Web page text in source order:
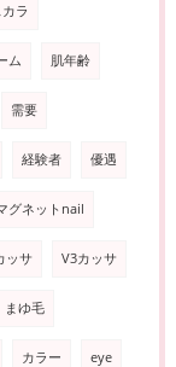
ラ
ム 肌年齢
需要
経験者 優遇
グネットnail
ッサ V3カッサ
まゆ毛
カラー eye